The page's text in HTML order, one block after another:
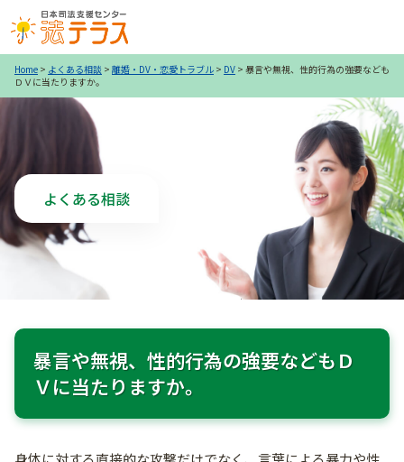
Home > よくある相談 > 離婚・DV・恋愛トラブル > DV > 暴言や無視、性的行為の強要なども
ＤＶに当たりますか。
よくある相談
暴言や無視、性的行為の強要などもＤ
Ｖに当たりますか。